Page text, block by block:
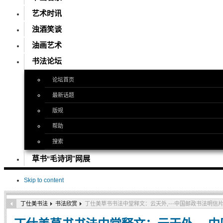
艺术时讯
浊酒笑谈
油画艺术
书法论坛
论坛首页
最新话题
版规
帮助
搜索
草书“毛诗词”网展
Skip to content
丁仕美书法 书法欣赏 丁仕美草书书法中堂释文：云天外,---中国邮政书法明信